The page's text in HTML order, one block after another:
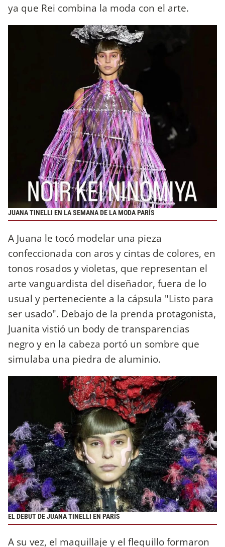
ya que Rei combina la moda con el arte.
JUANA TINELLI EN LA SEMANA DE LA MODA PARÍS
A Juana le tocó modelar una pieza
confeccionada con aros y cintas de colores, en
tonos rosados y violetas, que representan el
arte vanguardista del diseñador, fuera de lo
usual y perteneciente a la cápsula "Listo para
ser usado". Debajo de la prenda protagonista,
Juanita vistió un body de transparencias
negro y en la cabeza portó un sombre que
simulaba una piedra de aluminio.
EL DEBUT DE JUANA TINELLI EN PARÍS
A su vez, el maquillaje y el flequillo formaron